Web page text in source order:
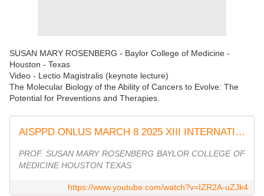
SUSAN MARY ROSENBERG - Baylor College of Medicine -
Houston - Texas
Video - Lectio Magistralis (keynote lecture)
The Molecular Biology of the Ability of Cancers to Evolve: The
Potential for Preventions and Therapies.
AISPPD ONLUS MARCH 8 2025 XIII INTERNATIONAL DAY
PROF. SUSAN MARY ROSENBERG BAYLOR COLLEGE OF
MEDICINE HOUSTON TEXAS
https://www.youtube.com/watch?v=IZR2A-uZJk4